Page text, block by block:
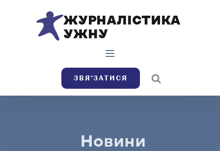
ЖУРНАЛІСТИКА
УЖНУ
ЗВЯ’ЗАТИСЯ
Новини